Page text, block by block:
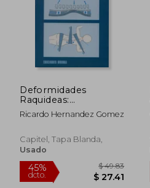
$ 150.50
Deformidades
Raquideas:
Tratamiento
Medicoortopedico
Ricardo Hernandez Gomez
Capitel, Tapa Blanda,
Usado